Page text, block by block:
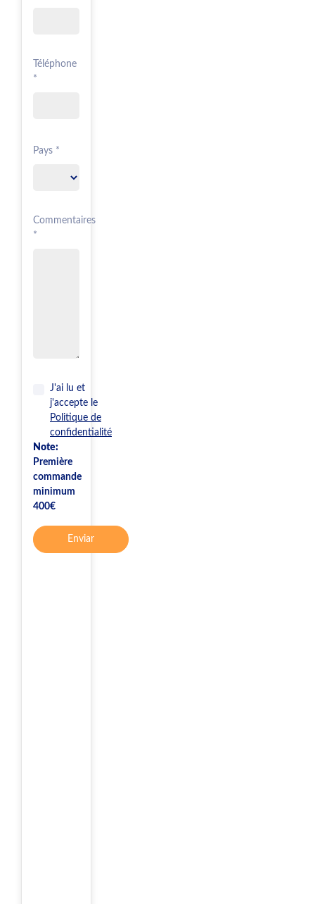
Téléphone
*
Pays *
Commentaires
*
J'ai lu et
j'accepte le
Politique de
confidentialité
Note:
Première
commande
minimum
400€
Enviar